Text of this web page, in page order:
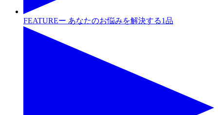
FEATUREー あなたのお悩みを解決する1品